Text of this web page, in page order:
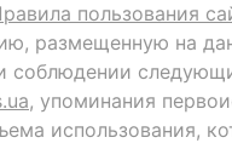
пользования
размещенную на
соблюдении
, упоминания
использования,